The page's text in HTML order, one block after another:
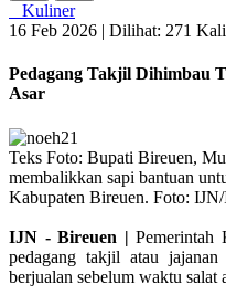
Kuliner
16 Feb 2026 | Dilihat: 271 Kali
Pedagang Takjil Dihimbau
Asar
Teks Foto: Bupati Bireuen,
membalikkan sapi bantuan
Kabupaten Bireuen. Foto: IJN/
IJN - Bireuen | Pemerintah
pedagang takjil atau
berjualan sebelum waktu salat